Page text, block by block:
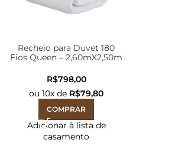
Recheio para Duvet 180
Fios Queen – 2,60mX2,50m
R$
ou 10x de R$79,80
COMPRAR
Adicionar à lista de
casamento